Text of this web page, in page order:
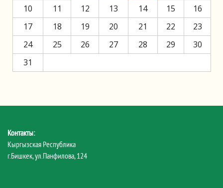
10
11 12 13 14 15
16
17
18 19 20 21 22
23
24
25 26 27 28 29
30
31
Контакты:
Кыргызская Республика
г.Бишкек, ул.Панфилова, 124